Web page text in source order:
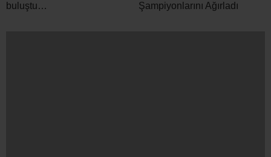
buluştu…
Şampiyonlarını Ağırladı